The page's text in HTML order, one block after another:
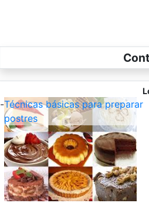
-Técnicas básicas para preparar
postres